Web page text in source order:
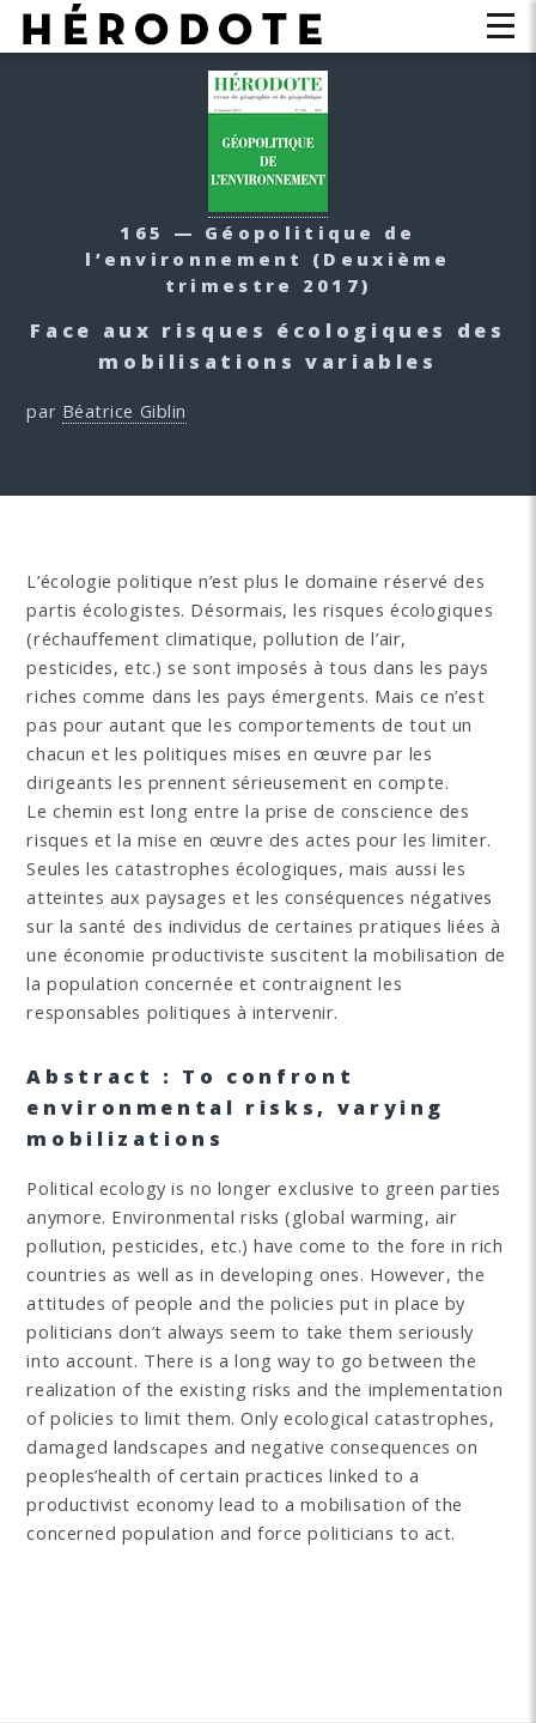
165 — Géopolitique de
l’environnement (Deuxième
trimestre 2017)
Face aux risques écologiques des
mobilisations variables
par Béatrice Giblin
L’écologie politique n’est plus le domaine réservé des
partis écologistes. Désormais, les risques écologiques
(réchauffement climatique, pollution de l’air,
pesticides, etc.) se sont imposés à tous dans les pays
riches comme dans les pays émergents. Mais ce n’est
pas pour autant que les comportements de tout un
chacun et les politiques mises en œuvre par les
dirigeants les prennent sérieusement en compte.
Le chemin est long entre la prise de conscience des
risques et la mise en œuvre des actes pour les limiter.
Seules les catastrophes écologiques, mais aussi les
atteintes aux paysages et les conséquences négatives
sur la santé des individus de certaines pratiques liées à
une économie productiviste suscitent la mobilisation de
la population concernée et contraignent les
responsables politiques à intervenir.
Abstract : To confront
environmental risks, varying
mobilizations
Political ecology is no longer exclusive to green parties
anymore. Environmental risks (global warming, air
pollution, pesticides, etc.) have come to the fore in rich
countries as well as in developing ones. However, the
attitudes of people and the policies put in place by
politicians don’t always seem to take them seriously
into account. There is a long way to go between the
realization of the existing risks and the implementation
of policies to limit them. Only ecological catastrophes,
damaged landscapes and negative consequences on
peoples’health of certain practices linked to a
productivist economy lead to a mobilisation of the
concerned population and force politicians to act.